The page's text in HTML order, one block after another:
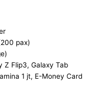
pax)
Z Flip3, Galaxy Tab
1 jt, E-Money Card